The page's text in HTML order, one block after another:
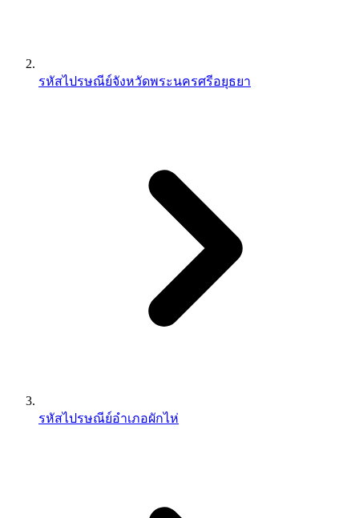
รหัสไปรษณีย์จังหวัดพระนครศรีอยุธยา
รหัสไปรษณีย์อำเภอผักไห่